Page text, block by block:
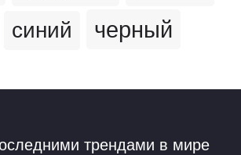
синий черный
трендами в мире